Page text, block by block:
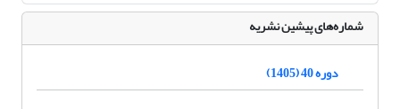
شماره‌های پیشین نشریه
دوره 40 (1405)